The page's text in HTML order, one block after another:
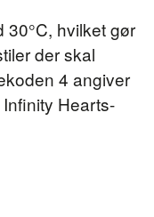
hvilket gør
der skal
4 angiver
Hearts-